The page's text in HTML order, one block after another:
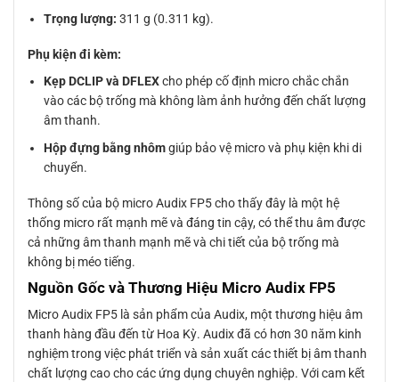
Trọng lượng: 311 g (0.311 kg).
Phụ kiện đi kèm:
Kẹp DCLIP và DFLEXcho phép cố định micro chắc chắn
vào các bộ trống mà không làm ảnh hưởng đến chất lượng
âm thanh.
Hộp đựng bằng nhômgiúp bảo vệ micro và phụ kiện khi di
chuyển.
Thông số của bộ micro Audix FP5 cho thấy đây là một hệ
thống micro rất mạnh mẽ và đáng tin cậy, có thể thu âm được
cả những âm thanh mạnh mẽ và chi tiết của bộ trống mà
không bị méo tiếng.
Nguồn Gốc và Thương Hiệu Micro Audix FP5
Micro Audix FP5 là sản phẩm của Audix, một thương hiệu âm
thanh hàng đầu đến từ Hoa Kỳ. Audix đã có hơn 30 năm kinh
nghiệm trong việc phát triển và sản xuất các thiết bị âm thanh
chất lượng cao cho các ứng dụng chuyên nghiệp. Với cam kết